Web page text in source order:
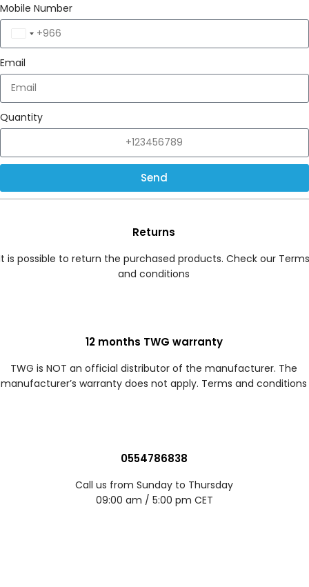
Mobile Number
Saudi
Arabia
+966
Email
Quantity
Send
Returns
is possible to return the purchased products. Check our Terms
and conditions
12 months TWG warranty
TWG is NOT an official distributor of the manufacturer. The
manufacturer’s warranty does not apply. Terms and conditions
0554786838
Call us from Sunday to Thursday
09:00 am / 5:00 pm CET